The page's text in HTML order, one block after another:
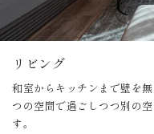
リビング
和室からキッチンまで壁を
つの空間で過ごしつつ別の
す。